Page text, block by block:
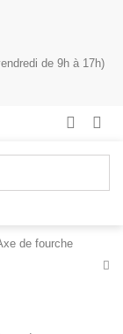
de 9h à 17h)
de fourche